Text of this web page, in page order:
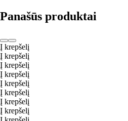
Panašūs produktai
Į krepšelį
Į krepšelį
Į krepšelį
Į krepšelį
Į krepšelį
Į krepšelį
Į krepšelį
Į krepšelį